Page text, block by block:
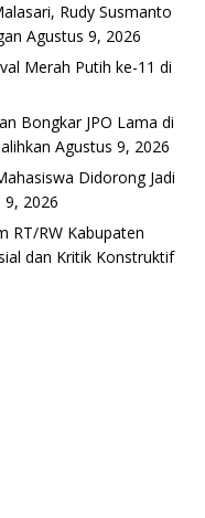
Rudy Susmanto
Agustus 9, 2026
Merah Putih ke-11 di
Bongkar JPO Lama di
Agustus 9, 2026
Didorong Jadi
9, 2026
RT/RW Kabupaten
dan Kritik Konstruktif